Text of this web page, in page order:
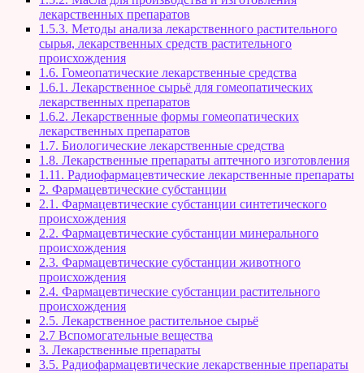
лекарственных препаратов
1.5.3. Методы анализа лекарственного растительного
сырья, лекарственных средств растительного
происхождения
1.6. Гомеопатические лекарственные средства
1.6.1. Лекарственное сырьё для гомеопатических
лекарственных препаратов
1.6.2. Лекарственные формы гомеопатических
лекарственных препаратов
1.7. Биологические лекарственные средства
1.8. Лекарственные препараты аптечного изготовления
1.11. Радиофармацевтические лекарственные препараты
2. Фармацевтические субстанции
2.1. Фармацевтические субстанции синтетического
происхождения
2.2. Фармацевтические субстанции минерального
происхождения
2.3. Фармацевтические субстанции животного
происхождения
2.4. Фармацевтические субстанции растительного
происхождения
2.5. Лекарственное растительное сырьё
2.7 Вспомогательные вещества
3. Лекарственные препараты
3.5. Радиофармацевтические лекарственные препараты